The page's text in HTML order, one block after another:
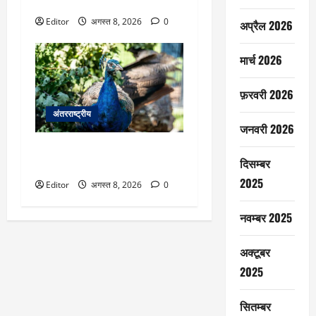
Editor अगस्त 8, 2026 0
अंतरराष्ट्रीय
Editor अगस्त 8, 2026 0
अप्रैल 2026
मार्च 2026
फ़रवरी 2026
जनवरी 2026
दिसम्बर
2025
नवम्बर 2025
अक्टूबर
2025
सितम्बर